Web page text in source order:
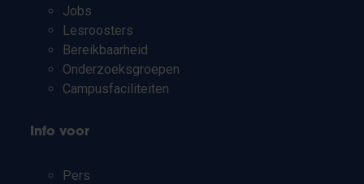
Jobs
Lesroosters
Bereikbaarheid
Onderzoeksgroepen
Campusfaciliteiten
Info voor
Pers